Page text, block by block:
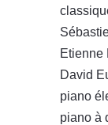
Etienne
David
piano
piano à